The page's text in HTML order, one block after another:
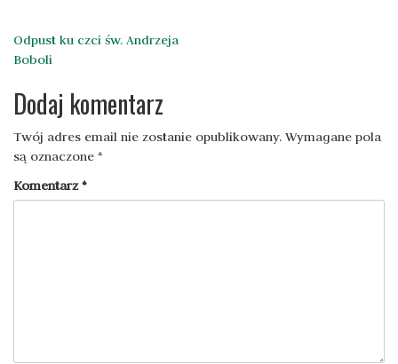
Nawigacja
wpisu
Odpust ku czci św. Andrzeja
Boboli
Dodaj komentarz
Twój adres email nie zostanie opublikowany. Wymagane pola
są oznaczone *
Komentarz*